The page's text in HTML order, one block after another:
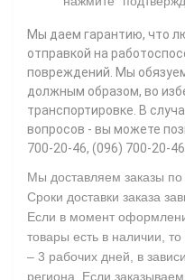
Мы даем гарантию, что
отправкой на
повреждений. Мы
должным образом, во
транспортировке. В
вопросов - вы можете
700-20-46, (096) 700-20-
Мы доставляем заказы по
Сроки доставки заказа
Если в момент
товары есть в наличии,
– 3 рабочих дней, в
региона. Если